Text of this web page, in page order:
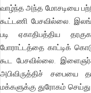
வாழ்ந்த அந்த மோசடியை
கூட்டணி பேசவில்லை.
படி ஏகாதிபத்திய
போராட்டத்தை காட்டிக்
கூட பேசவில்லை.
அபிவிருத்திச் சபையை
மக்களுக்கு துரோகம்